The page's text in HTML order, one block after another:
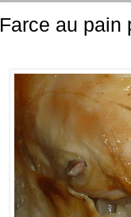
Farce au pain